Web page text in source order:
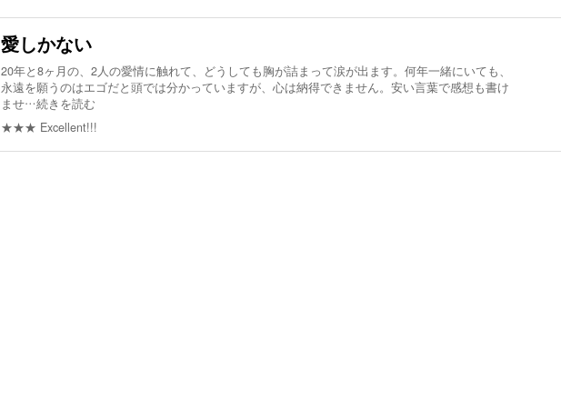
愛しかない
20年と8ヶ月の、2人の愛情に触れて、どうしても胸が詰まって涙が出ます。何年一緒にいても、
永遠を願うのはエゴだと頭では分かっていますが、心は納得できません。安い言葉で感想も書け
ませ…続きを読む
★★★ Excellent!!!